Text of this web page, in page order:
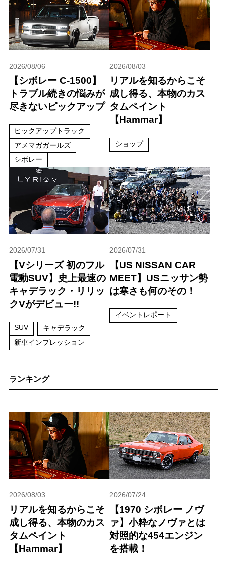
2026/08/06
【シボレー C-1500】
トラブル続きの悩みが
尽きないピックアップ
ピックアップトラック
アメマガガールズ
シボレー
2026/08/03
リアルを知るからこそ
成し得る、本物のカス
タムペイント
【Hammar】
ショップ
2026/07/31
【Vシリーズ 初のフル
電動SUV】史上最速の
キャデラック・リリッ
クVがデビュー!!
SUV
キャデラック
新車インプレッション
2026/07/31
【US NISSAN CAR
MEET】USニッサン勢
は寒さも何のその！
イベントレポート
ランキング
2026/08/03
リアルを知るからこそ
成し得る、本物のカス
タムペイント
【Hammar】
2026/07/24
【1970 シボレー ノヴ
ァ】小粋なノヴァとは
対照的な454エンジン
を搭載！